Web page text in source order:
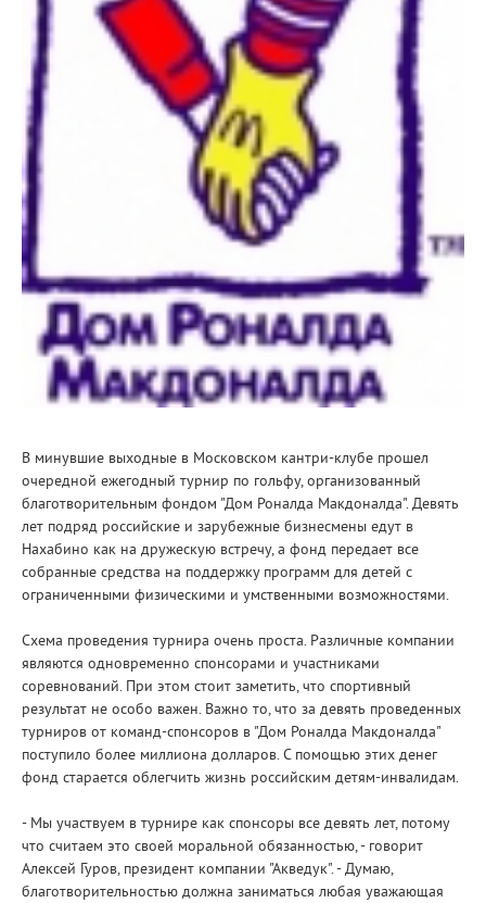
В минувшие выходные в Московском кантри-клубе прошел
очередной ежегодный турнир по гольфу, организованный
благотворительным фондом "Дом Роналда Макдоналда". Девять
лет подряд российские и зарубежные бизнесмены едут в
Нахабино как на дружескую встречу, а фонд передает все
собранные средства на поддержку программ для детей с
ограниченными физическими и умственными возможностями.
Схема проведения турнира очень проста. Различные компании
являются одновременно спонсорами и участниками
соревнований. При этом стоит заметить, что спортивный
результат не особо важен. Важно то, что за девять проведенных
турниров от команд-спонсоров в "Дом Роналда Макдоналда"
поступило более миллиона долларов. С помощью этих денег
фонд старается облегчить жизнь российским детям-инвалидам.
- Мы участвуем в турнире как спонсоры все девять лет, потому
что считаем это своей моральной обязанностью, - говорит
Алексей Гуров, президент компании "Акведук". - Думаю,
благотворительностью должна заниматься любая уважающая